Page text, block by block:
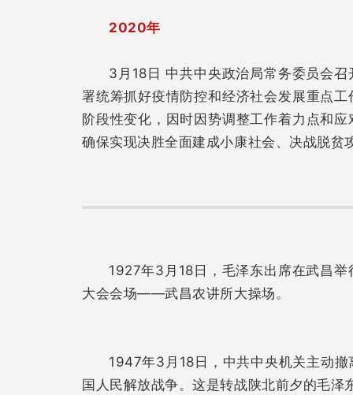
2020年
3月18日 中共中央政治局常务委员会
署统筹抓好疫情防控和经济社会发展重点
阶段性变化，因时因势调整工作着力点和
确保实现决胜全面建成小康社会、决战脱贫
1927年3月18日，毛泽东出席在武昌
大会会场——武昌农讲所大操场。
1947年3月18日，中共中央机关主动
国人民解放战争。这是转战陕北前夕的毛泽